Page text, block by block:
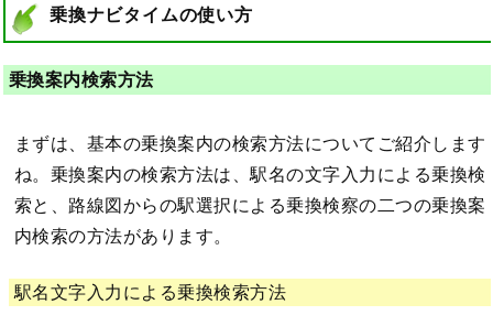
乗換ナビタイムの使い方
乗換案内検索方法
まずは、基本の乗換案内の検索方法についてご紹介します
ね。乗換案内の検索方法は、駅名の文字入力による乗換検
索と、路線図からの駅選択による乗換検察の二つの乗換案
内検索の方法があります。
駅名文字入力による乗換検索方法